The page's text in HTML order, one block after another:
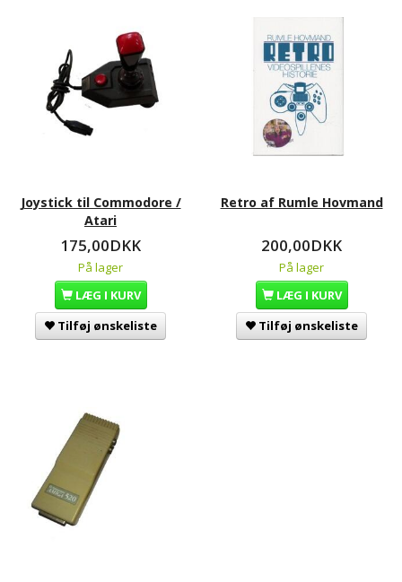
Joystick til Commodore /
Atari
175,00DKK
På lager
LÆG I KURV
Tilføj ønskeliste
Retro af Rumle Hovmand
200,00DKK
På lager
LÆG I KURV
Tilføj ønskeliste